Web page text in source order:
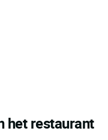
het restaurant